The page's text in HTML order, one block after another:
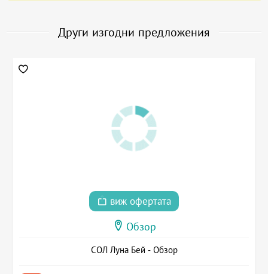
Други изгодни предложения
виж офертата
Обзор
СОЛ Луна Бей - Обзор